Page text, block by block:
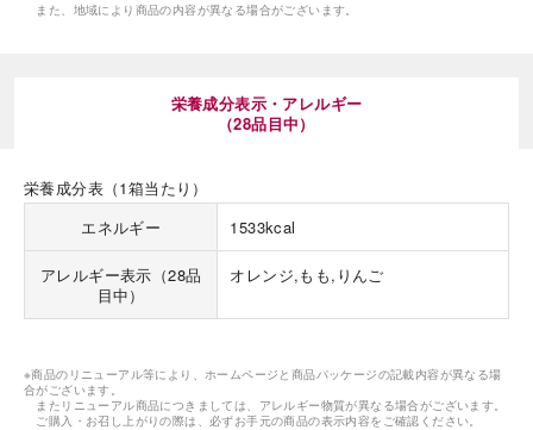
また、地域により商品の内容が異なる場合がございます。
栄養成分表示・アレルギー
（28品目中）
栄養成分表（1箱当たり）
エネルギー
1533kcal
アレルギー表示（28品
目中）
オレンジ,もも,りんご
※商品のリニューアル等により、ホームページと商品パッケージの記載内容が異なる場
合がございます。
またリニューアル商品につきましては、アレルギー物質が異なる場合がございます。
ご購入・お召し上がりの際は、必ずお手元の商品の表示内容をご確認ください。